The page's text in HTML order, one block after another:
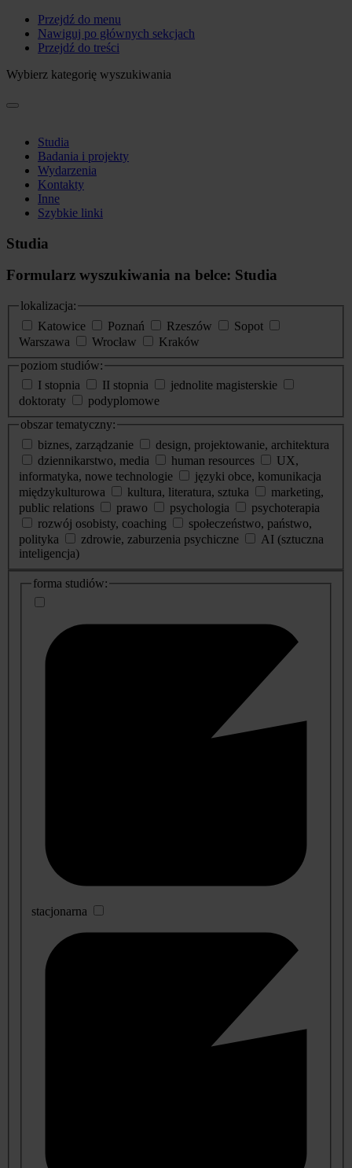
Przejdź do menu
Nawiguj po głównych sekcjach
Przejdź do treści
Wybierz kategorię wyszukiwania
Studia
Badania i projekty
Wydarzenia
Kontakty
Inne
Szybkie linki
Studia
Formularz wyszukiwania na belce: Studia
lokalizacja:
Katowice
Poznań Rzeszów
Sopot
Warszawa
Wrocław
Kraków
poziom studiów:
I stopnia
II stopnia
jednolite magisterskie
doktoraty
podyplomowe
obszar tematyczny:
biznes, zarządzanie
design, projektowanie, architektura
dziennikarstwo, media
human resources
UX,
informatyka, nowe technologie
języki obce, komunikacja
międzykulturowa
kultura, literatura, sztuka
marketing,
public relations
prawo psychologia
psychoterapia
rozwój osobisty, coaching
społeczeństwo, państwo,
polityka
zdrowie, zaburzenia psychiczne
AI (sztuczna
inteligencja)
dodatkowe
informacje
forma studiów:
stacjonarna